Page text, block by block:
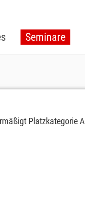
Seminare
Platzkategorie A